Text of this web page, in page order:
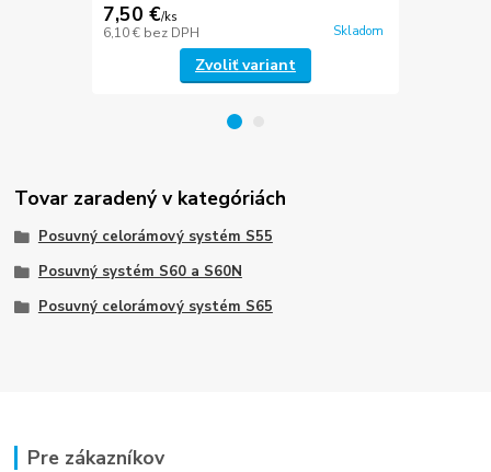
7,50 €/ks
6,10 € bez DPH Skladom
Zvoliť variant
Tovar zaradený v kategóriách
Posuvný celorámový systém S55
Posuvný systém S60 a S60N
Posuvný celorámový systém S65
Pre zákazníkov